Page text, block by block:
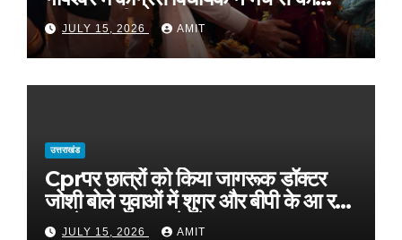
खुलकर तारीफ*
JULY 15, 2026 AMIT
उत्तराखंड
Cprपर छात्रों को किया जागरूक डॉक्टर
जोशी बोले युवाओं में शुगर और बीपी के आ रहे
मामले, फास्ट फूड से रहे दूर
JULY 15, 2026 AMIT